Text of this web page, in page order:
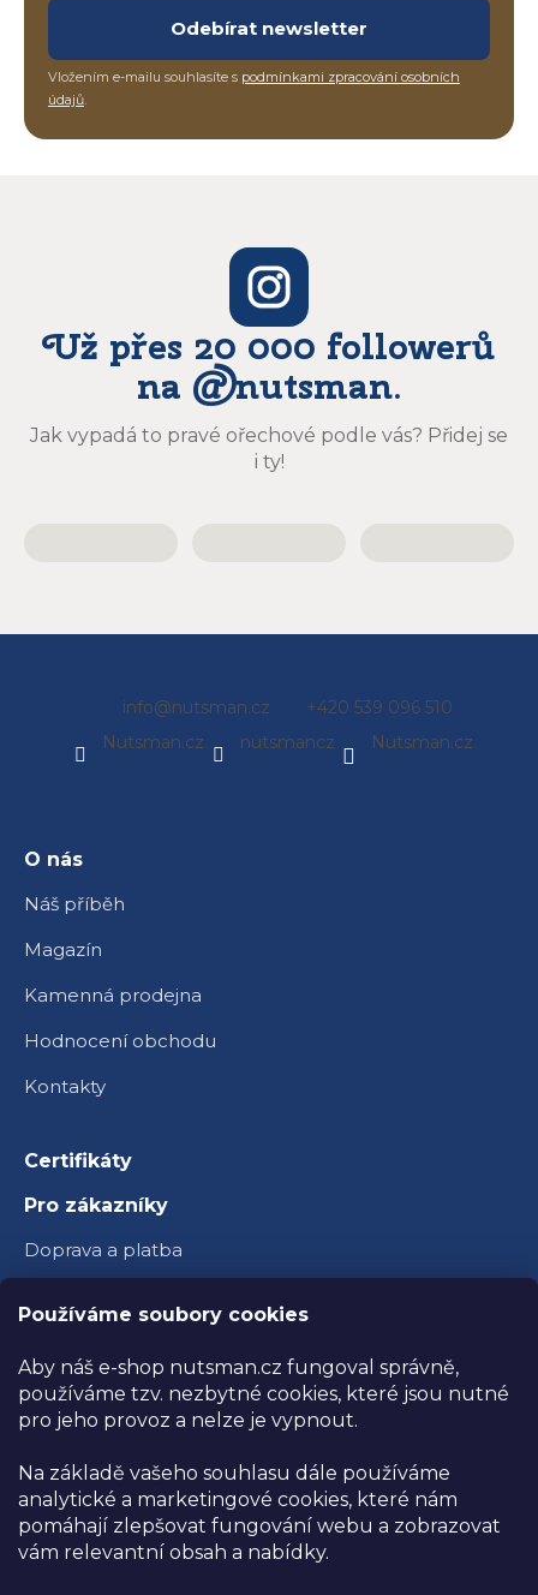
Používáme soubory cookies
Aby náš e-shop nutsman.cz fungoval správně,
používáme tzv. nezbytné cookies, které jsou nutné
pro jeho provoz a nelze je vypnout.
Na základě vašeho souhlasu dále používáme
analytické a marketingové cookies, které nám
pomáhají zlepšovat fungování webu a zobrazovat
vám relevantní obsah a nabídky.
Odebírat newsletter
Vložením e-mailu souhlasíte s podmínkami zpracování osobních
údajů
Už přes 20 000 followerů
na @nutsman.
Jak vypadá to pravé ořechové podle vás? Přidej se
i ty!
info@nutsman.cz
+420 539 096 510
Nutsman.cz
nutsmancz Nutsman.cz
O nás
Náš příběh
Magazín
Kamenná prodejna
Hodnocení obchodu
Kontakty
Certifikáty
Pro zákazníky
Doprava a platba
Ambasador Nutsman
Obchodní podmínky
Reklamace a vrácení zboží
Ochrana osobních údajů